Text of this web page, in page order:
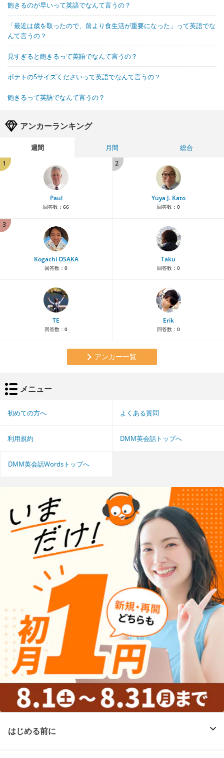
飽きるのが早いって英語でなんて言うの？
「最近は歳を取ったので、前より食生活が重要になった」って英語でな
んて言うの？
見すぎると飽きるって英語でなんて言うの？
ポテトのSサイズくださいって英語でなんて言うの？
飽きるって英語でなんて言うの？
アンカーランキング
週間 月間
総合
1
Paul
回答数： 66
2
Yuya J. Kato
回答数： 0
3
Kogachi OSAKA
回答数： 0
Taku
回答数： 0
TE
回答数： 0
Erik
回答数： 0
アンカー一覧
メニュー
初めての方へ よくある質問
利用規約 DMM英会話トップへ
DMM英会話Wordsトップへ
はじめる前に